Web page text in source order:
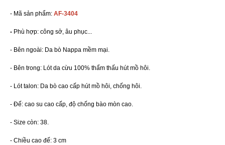
- Mã sản phẩm: AF-3404
- Phù hợp: công sở, âu phục...
- Bên ngoài: Da bò Nappa mềm mại.
- Bên trong: Lót da cừu 100% thẩm thấu hút mồ hôi.
- Lót talon: Da bò cao cấp hút mồ hôi, chống hôi.
- Đế: cao su cao cấp, độ chống bào mòn cao.
- Size còn: 38.
- Chiều cao đế: 3 cm